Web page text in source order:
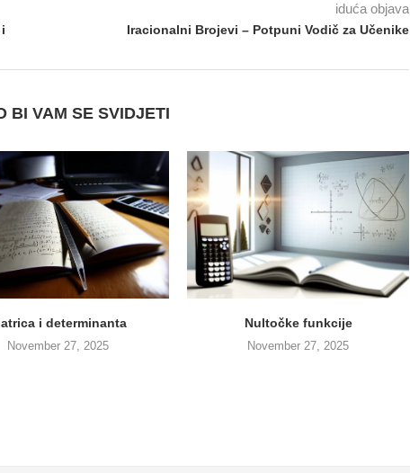
iduća objava
Iracionalni Brojevi – Potpuni Vodič za Učenike
BI VAM SE SVIDJETI
i determinanta
November 27, 2025
Nultočke funkcije
November 27, 2025